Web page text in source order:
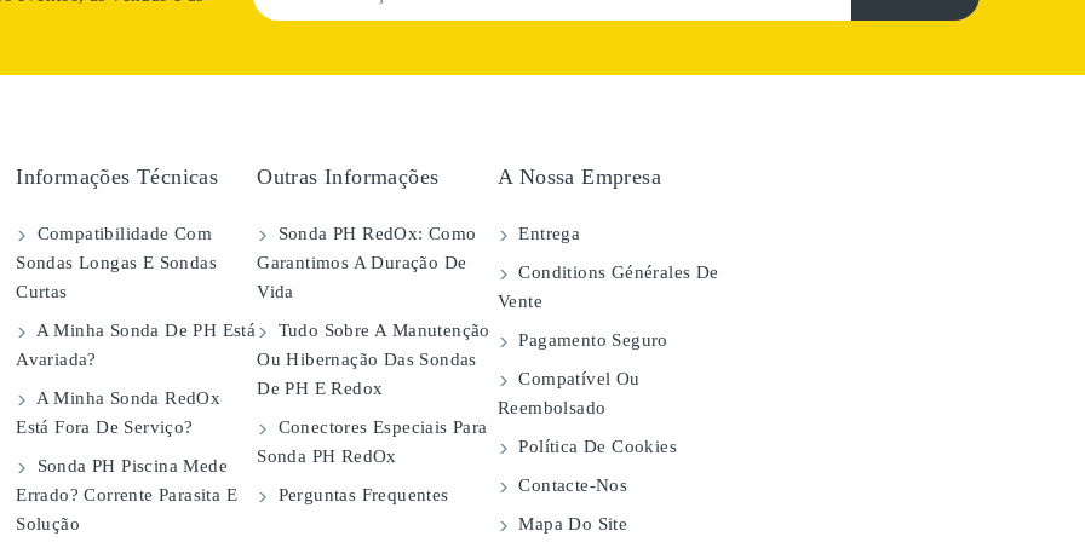
Informações Técnicas
Compatibilidade Com
Sondas Longas E Sondas
Curtas
A Minha Sonda De PH Está
Avariada?
A Minha Sonda RedOx
Está Fora De Serviço?
Sonda PH Piscina Mede
Errado? Corrente Parasita E
Solução
Outras Informações
Sonda PH RedOx: Como
Garantimos A Duração De
Vida
Tudo Sobre A Manutenção
Ou Hibernação Das Sondas
De PH E Redox
Conectores Especiais Para
Sonda PH RedOx
Perguntas Frequentes
A Nossa Empresa
Entrega
Conditions Générales De
Vente
Pagamento Seguro
Compatível Ou
Reembolsado
Política De Cookies
Contacte-Nos
Mapa Do Site